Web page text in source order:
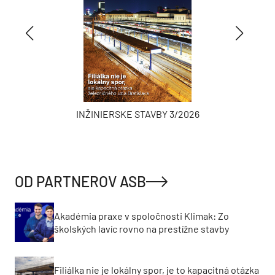
INŽINIERSKE STAVBY 3/2026
OD PARTNEROV ASB
Akadémia praxe v spoločnosti Klimak: Zo
školských lavíc rovno na prestížne stavby
Filiálka nie je lokálny spor, je to kapacitná otázka